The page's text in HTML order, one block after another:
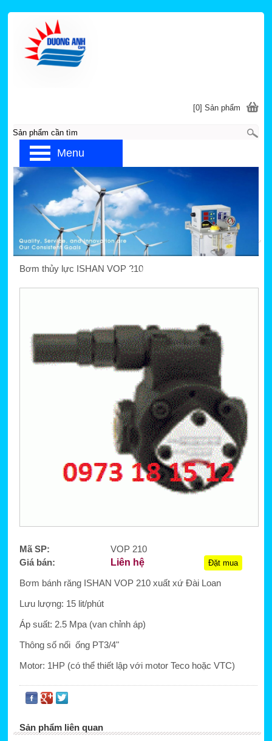
Bơm thủy lực VOP 210
Bơm thủy lực ISHAN VOP 210
Mã SP:
VOP 210
Giá bán:
Liên hệ Đặt mua
Bơm bánh răng ISHAN VOP 210 xuất xứ Đài Loan
Lưu lượng: 15 lit/phút
Áp suất: 2.5 Mpa (van chỉnh áp)
Thông số nối ống PT3/4"
Motor: 1HP (có thể thiết lập với motor Teco hoặc VTC)
Sản phẩm liên quan
Trang chủ »ISHAN »THIẾT BỊ BƠM DẦU THỦY
[0] Sản phẩm
Menu